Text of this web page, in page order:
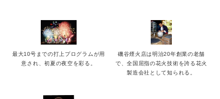
最大10号までの打上プログラムが用
意され、初夏の夜空を彩る。
磯谷煙火店は明治20年創業の老舗
で、全国屈指の花火技術を誇る花火
製造会社として知られる。